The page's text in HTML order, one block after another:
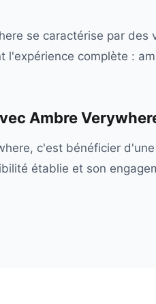
se caractérise par
l'expérience complète :
Ambre
c'est bénéficier
établie et son